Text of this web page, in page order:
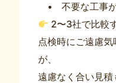
• 不要な工事が
2〜3社で比較
点検時にご遠慮
が、
遠慮なく合い見